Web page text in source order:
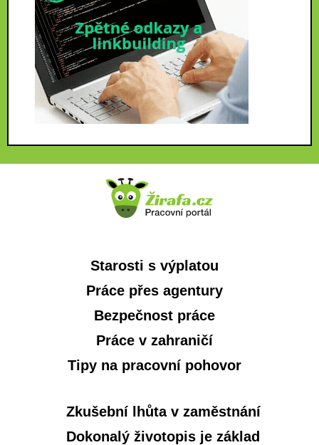
Starosti s výplatou
Práce přes agentury
Bezpečnost práce
Práce v zahraničí
Tipy na pracovní pohovor
Zkušební lhůta v zaměstnání
Dokonalý životopis je základ